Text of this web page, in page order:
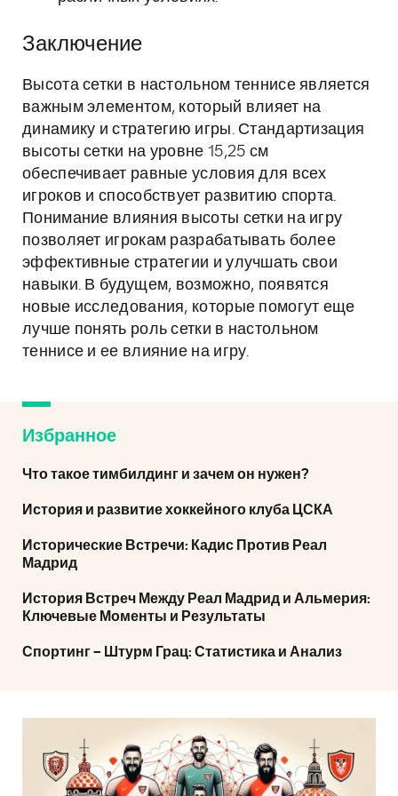
Заключение
Высота сетки в настольном теннисе является
важным элементом, который влияет на
динамику и стратегию игры. Стандартизация
высоты сетки на уровне 15,25 см
обеспечивает равные условия для всех
игроков и способствует развитию спорта.
Понимание влияния высоты сетки на игру
позволяет игрокам разрабатывать более
эффективные стратегии и улучшать свои
навыки. В будущем, возможно, появятся
новые исследования, которые помогут еще
лучше понять роль сетки в настольном
теннисе и ее влияние на игру.
Избранное
Что такое тимбилдинг и зачем он нужен?
История и развитие хоккейного клуба ЦСКА
Исторические Встречи: Кадис Против Реал
Мадрид
История Встреч Между Реал Мадрид и Альмерия:
Ключевые Моменты и Результаты
Спортинг – Штурм Грац: Статистика и Анализ